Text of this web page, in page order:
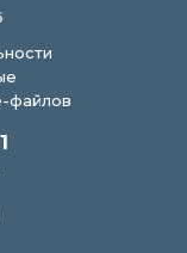
файлов